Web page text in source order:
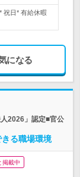
祝日* 有給休暇
になる
2026」認定■官公
きる職場環境
掲載中